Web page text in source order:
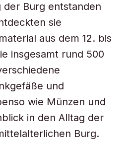
Burg entstanden
sie
aus dem 12. bis
insgesamt rund 500
und
wie Münzen und
in den Alltag der
Burg.